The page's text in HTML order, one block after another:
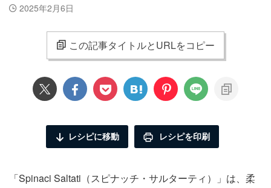
2025年2月6日
この記事タイトルとURLをコピー
レシピに移動 レシピを印刷
「Spinaci Saltati（スピナッチ・サルターティ）」は、柔